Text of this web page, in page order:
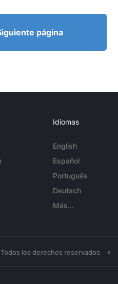
página
Idiomas
English
Español
Português
Deutsch
Más...
los derechos reservados •